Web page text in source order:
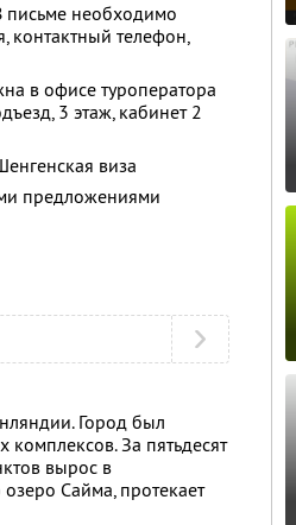
письме необходимо
контактный телефон,
в офисе туроператора
3 этаж, кабинет 2
виза
предложениями
Город был
За пятьдесят
вырос в
Сайма, протекает